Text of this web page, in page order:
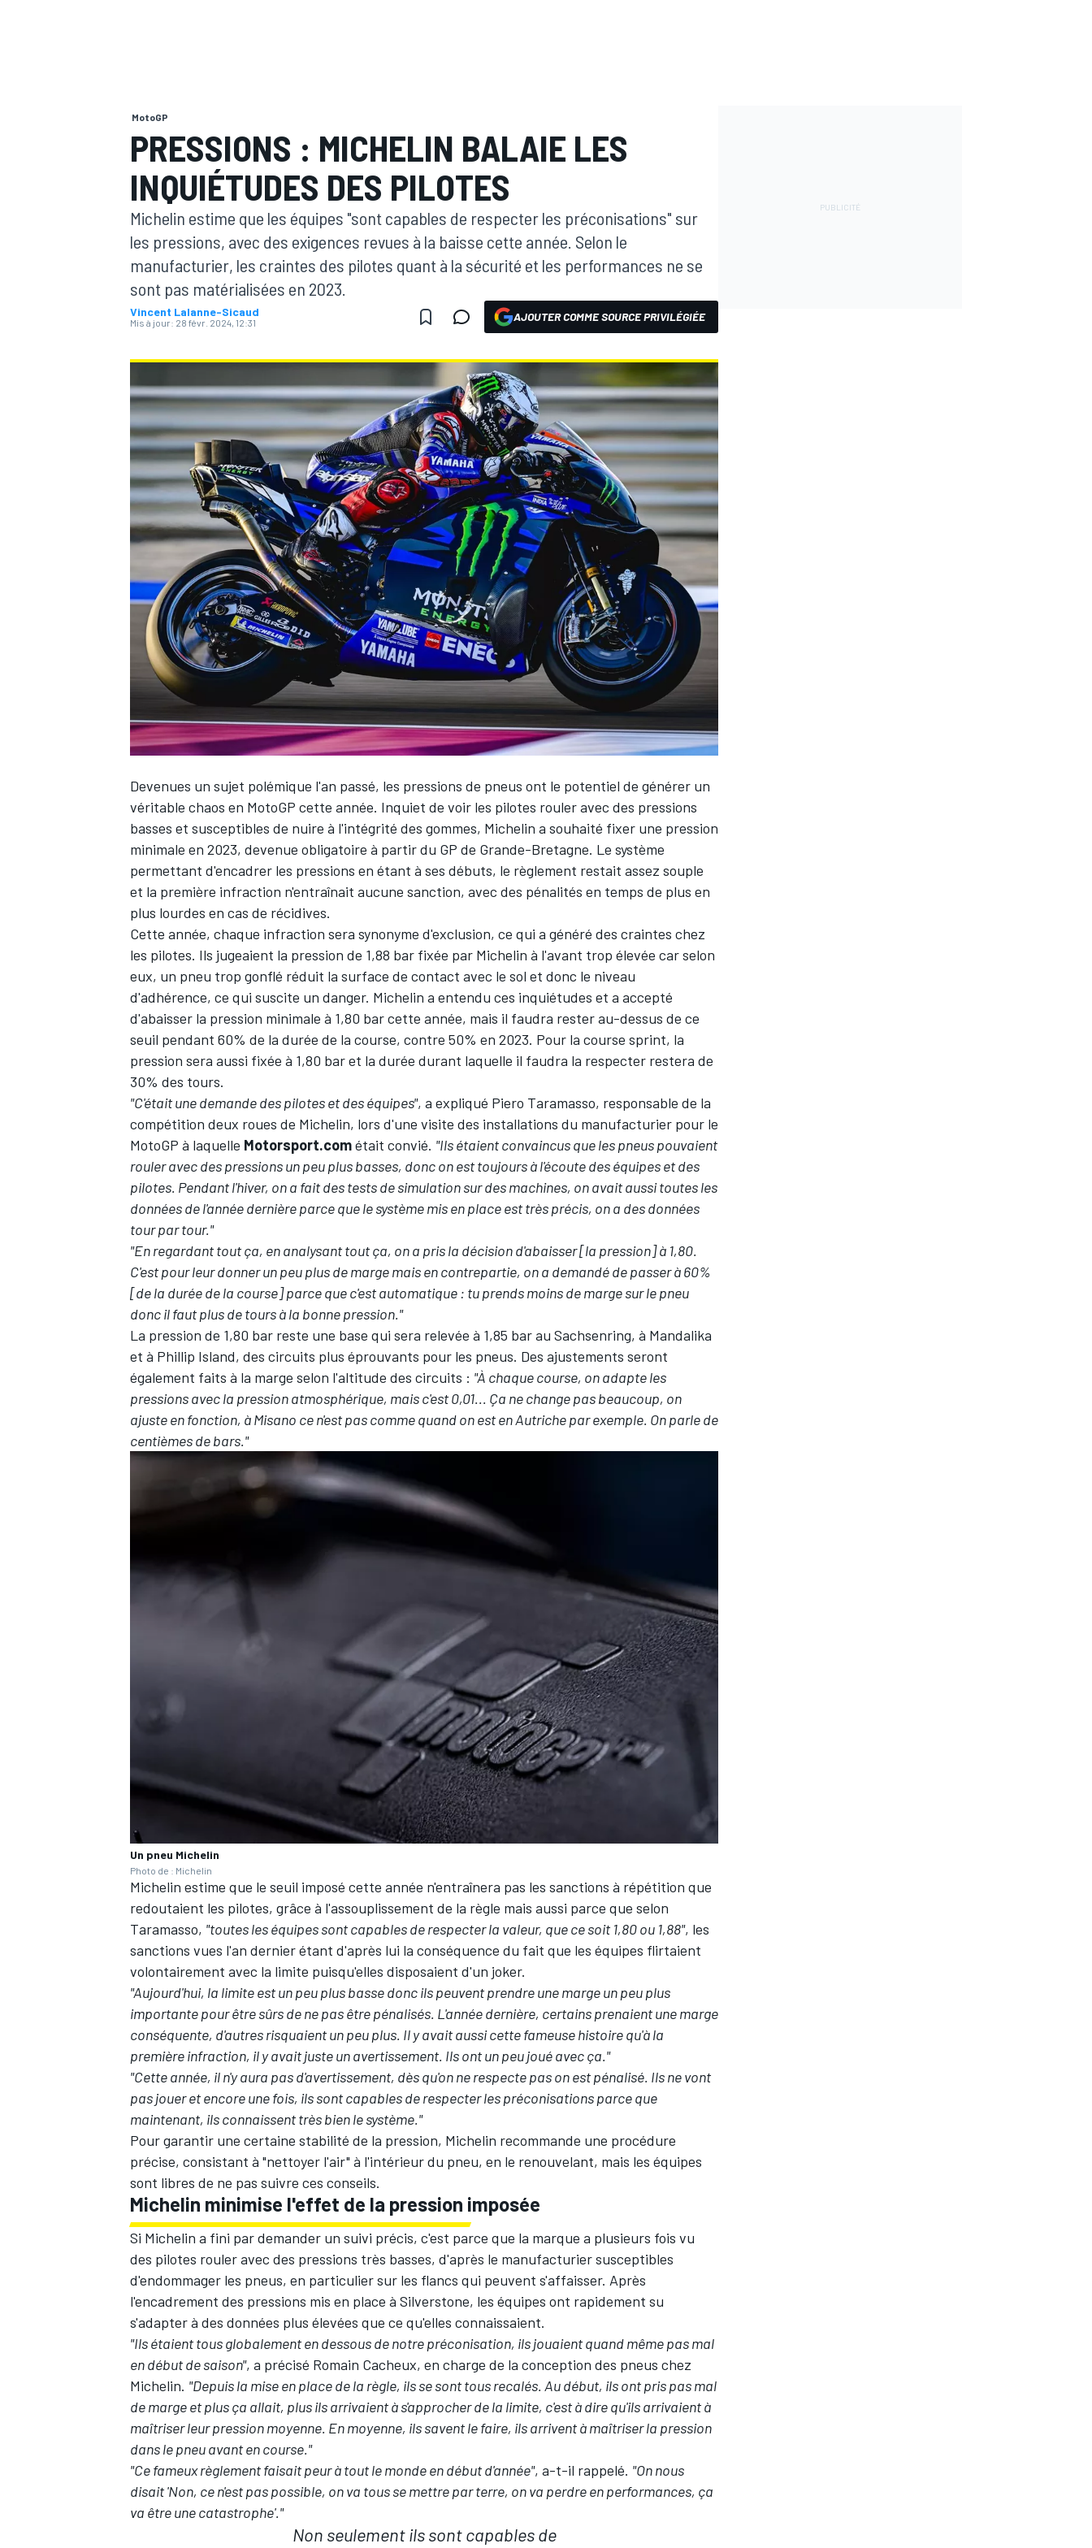
MOTOGP
WRC
WEC
MotoGP
PRESSIONS : MICHELIN BALAIE LES
INQUIÉTUDES DES PILOTES
Michelin estime que les équipes "sont capables de respecter les préconisations" sur
les pressions, avec des exigences revues à la baisse cette année. Selon le
manufacturier, les craintes des pilotes quant à la sécurité et les performances ne se
sont pas matérialisées en 2023.
Vincent Lalanne-Sicaud
Mis à jour: 28 févr. 2024, 12:31 AJOUTER COMME SOURCE PRIVILÉGIÉE
Devenues un sujet polémique l'an passé, les pressions de pneus ont le potentiel de générer un
véritable chaos en MotoGP cette année. Inquiet de voir les pilotes rouler avec des pressions
basses et susceptibles de nuire à l'intégrité des gommes, Michelin a souhaité fixer une pression
minimale en 2023, devenue obligatoire à partir du GP de Grande-Bretagne. Le système
permettant d'encadrer les pressions en étant à ses débuts, le règlement restait assez souple
et la première infraction n'entraînait aucune sanction, avec des pénalités en temps de plus en
plus lourdes en cas de récidives.
Cette année, chaque infraction sera synonyme d'exclusion, ce qui a généré des craintes chez
les pilotes. Ils jugeaient la pression de 1,88 bar fixée par Michelin à l'avant trop élevée car selon
eux, un pneu trop gonflé réduit la surface de contact avec le sol et donc le niveau
d'adhérence, ce qui suscite un danger. Michelin a entendu ces inquiétudes et a accepté
d'abaisser la pression minimale à 1,80 bar cette année, mais il faudra rester au-dessus de ce
seuil pendant 60% de la durée de la course, contre 50% en 2023. Pour la course sprint, la
pression sera aussi fixée à 1,80 bar et la durée durant laquelle il faudra la respecter restera de
30% des tours.
"C'était une demande des pilotes et des équipes", a expliqué Piero Taramasso, responsable de la
compétition deux roues de Michelin, lors d'une visite des installations du manufacturier pour le
MotoGP à laquelle Motorsport.cométait convié. "Ils étaient convaincus que les pneus pouvaient
rouler avec des pressions un peu plus basses, donc on est toujours à l'écoute des équipes et des
pilotes. Pendant l'hiver, on a fait des tests de simulation sur des machines, on avait aussi toutes les
données de l'année dernière parce que le système mis en place est très précis, on a des données
tour par tour."
"En regardant tout ça, en analysant tout ça, on a pris la décision d'abaisser [la pression] à 1,80.
C'est pour leur donner un peu plus de marge mais en contrepartie, on a demandé de passer à 60%
[de la durée de la course] parce que c'est automatique : tu prends moins de marge sur le pneu
donc il faut plus de tours à la bonne pression."
La pression de 1,80 bar reste une base qui sera relevée à 1,85 bar au Sachsenring, à Mandalika
et à Phillip Island, des circuits plus éprouvants pour les pneus. Des ajustements seront
également faits à la marge selon l'altitude des circuits : "À chaque course, on adapte les
pressions avec la pression atmosphérique, mais c'est 0,01... Ça ne change pas beaucoup, on
ajuste en fonction, à Misano ce n'est pas comme quand on est en Autriche par exemple. On parle de
centièmes de bars."
Un pneu Michelin
Photo de : Michelin
Michelin estime que le seuil imposé cette année n'entraînera pas les sanctions à répétition que
redoutaient les pilotes, grâce à l'assouplissement de la règle mais aussi parce que selon
Taramasso, "toutes les équipes sont capables de respecter la valeur, que ce soit 1,80 ou 1,88", les
sanctions vues l'an dernier étant d'après lui la conséquence du fait que les équipes flirtaient
volontairement avec la limite puisqu'elles disposaient d'un joker.
"Aujourd'hui, la limite est un peu plus basse donc ils peuvent prendre une marge un peu plus
importante pour être sûrs de ne pas être pénalisés. L'année dernière, certains prenaient une marge
conséquente, d'autres risquaient un peu plus. Il y avait aussi cette fameuse histoire qu'à la
première infraction, il y avait juste un avertissement. Ils ont un peu joué avec ça."
"Cette année, il n'y aura pas d'avertissement, dès qu'on ne respecte pas on est pénalisé. Ils ne vont
pas jouer et encore une fois, ils sont capables de respecter les préconisations parce que
maintenant, ils connaissent très bien le système."
Pour garantir une certaine stabilité de la pression, Michelin recommande une procédure
précise, consistant à "nettoyer l'air" à l'intérieur du pneu, en le renouvelant, mais les équipes
sont libres de ne pas suivre ces conseils.
Michelin minimise l'effet de la pression imposée
Si Michelin a fini par demander un suivi précis, c'est parce que la marque a plusieurs fois vu
des pilotes rouler avec des pressions très basses, d'après le manufacturier susceptibles
d'endommager les pneus, en particulier sur les flancs qui peuvent s'affaisser. Après
l'encadrement des pressions mis en place à Silverstone, les équipes ont rapidement su
s'adapter à des données plus élevées que ce qu'elles connaissaient.
"Ils étaient tous globalement en dessous de notre préconisation, ils jouaient quand même pas mal
en début de saison", a précisé Romain Cacheux, en charge de la conception des pneus chez
Michelin. "Depuis la mise en place de la règle, ils se sont tous recalés. Au début, ils ont pris pas mal
de marge et plus ça allait, plus ils arrivaient à s'approcher de la limite, c'est à dire qu'ils arrivaient à
maîtriser leur pression moyenne. En moyenne, ils savent le faire, ils arrivent à maîtriser la pression
dans le pneu avant en course."
"Ce fameux règlement faisait peur à tout le monde en début d'année", a-t-il rappelé. "On nous
disait 'Non, ce n'est pas possible, on va tous se mettre par terre, on va perdre en performances, ça
va être une catastrophe'."
Non seulement ils sont capables de